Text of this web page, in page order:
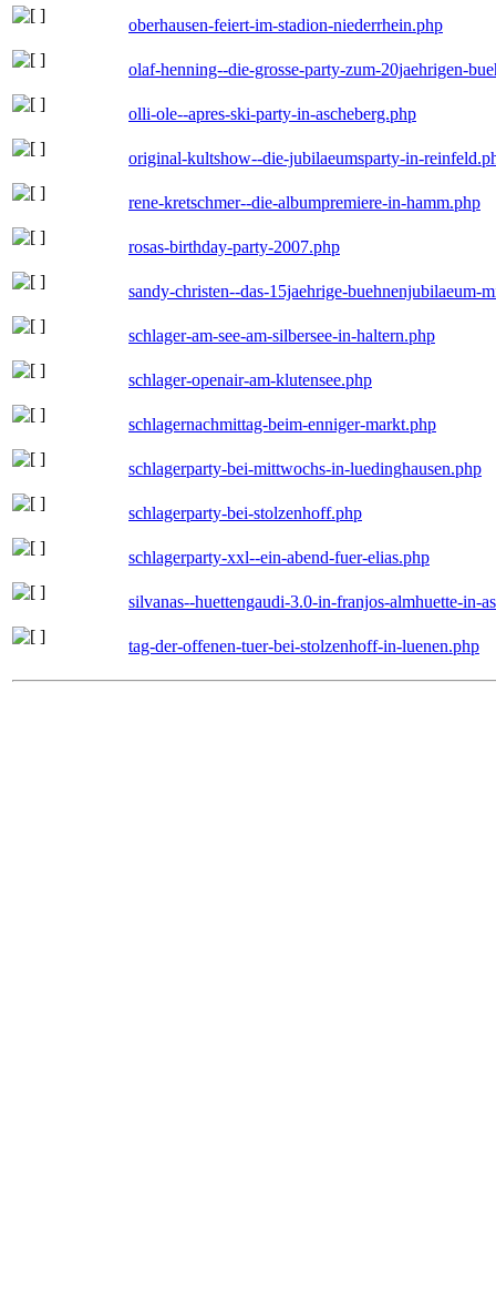
oberhausen-feiert-im-stadion-niederrhein.php
olaf-henning--die-grosse-party-zum-20jaehrigen-
olli-ole--apres-ski-party-in-ascheberg.php
original-kultshow--die-jubilaeumsparty-in-
rene-kretschmer--die-albumpremiere-in-hamm.php
rosas-birthday-party-2007.php
sandy-christen--das-15jaehrige-buehnenjubilaeum-
schlager-am-see-am-silbersee-in-haltern.php
schlager-openair-am-klutensee.php
schlagernachmittag-beim-enniger-markt.php
schlagerparty-bei-mittwochs-in-luedinghausen.php
schlagerparty-bei-stolzenhoff.php
schlagerparty-xxl--ein-abend-fuer-elias.php
silvanas--huettengaudi-3.0-in-franjos-almhuette-in-
tag-der-offenen-tuer-bei-stolzenhoff-in-luenen.php